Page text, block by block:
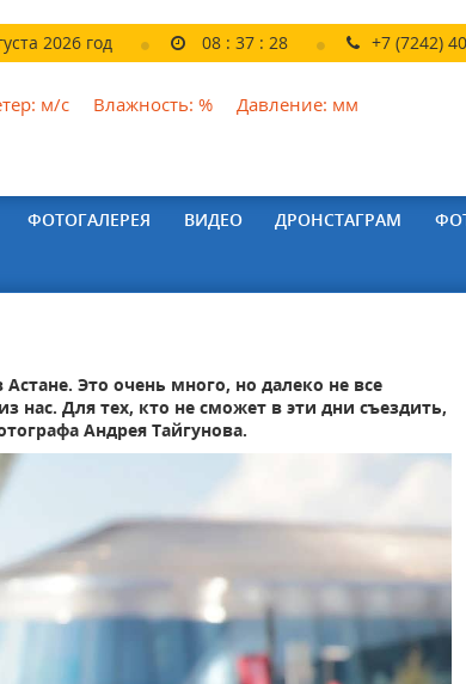
2026 год 08 : 37 : 30 +7 (7242)
м/с Влажность: % Давление: мм
ФОТОГАЛЕРЕЯ ВИДЕО ДРОНСТАГРАМ
Это очень много, но далеко не все
нас. Для тех, кто не сможет в эти дни съездить,
Андрея Тайгунова.